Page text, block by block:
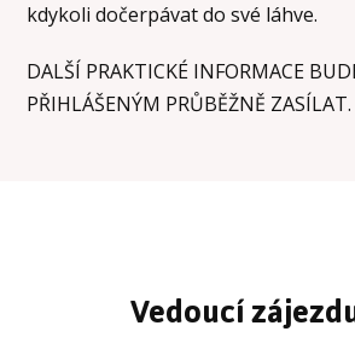
kdykoli dočerpávat do své láhve.
DALŠÍ PRAKTICKÉ INFORMACE
PŘIHLÁŠENÝM PRŮBĚŽNĚ ZASÍLAT.
Vedoucí